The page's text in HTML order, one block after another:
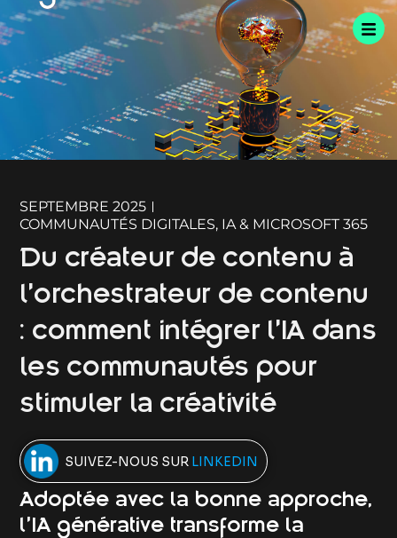
SEPTEMBRE 2025
COMMUNAUTÉS DIGITALES, IA & MICROSOFT 365
Du créateur de contenu à
l’orchestrateur de contenu
: comment intégrer l’IA dans
les communautés pour
stimuler la créativité
SUIVEZ-NOUS SUR LINKEDIN
Adoptée avec la bonne approche,
l’IA générative transforme la